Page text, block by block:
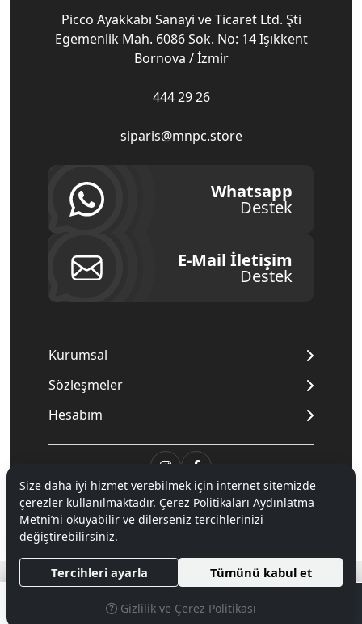
Picco Ayakkabı Sanayi ve Ticaret Ltd. Şti
Egemenlik Mah. 6086 Sok. No: 14 Işıkkent
Bornova / İzmir
444 29 26
siparis@mnpc.store
Whatsapp
Destek
E-Mail İletişim
Destek
Kurumsal
Sözleşmeler
Hesabım
© 2020Mnpc. Tüm hakları saklıdır.
Hipotenüs Yeni Nesil E-Ticaret Sistemleri ile Hazırlanmıştır.
Size daha iyi hizmet verebilmek için internet sitemizde
çerezler kullanılmaktadır. Çerez Politikaları Aydınlatma
Metni’ni okuyabilir ve dilerseniz tercihlerinizi
değiştirebilirsiniz.
Tercihleri ayarla Tümünü kabul et
Gizlilik ve Çerez Politikası